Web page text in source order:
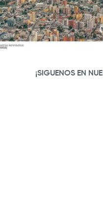
¡SIGUENOS EN